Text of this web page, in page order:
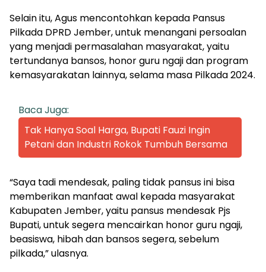
Selain itu, Agus mencontohkan kepada Pansus
Pilkada DPRD Jember, untuk menangani persoalan
yang menjadi permasalahan masyarakat, yaitu
tertundanya bansos, honor guru ngaji dan program
kemasyarakatan lainnya, selama masa Pilkada 2024.
Baca Juga:
Tak Hanya Soal Harga, Bupati Fauzi Ingin
Petani dan Industri Rokok Tumbuh Bersama
“Saya tadi mendesak, paling tidak pansus ini bisa
memberikan manfaat awal kepada masyarakat
Kabupaten Jember, yaitu pansus mendesak Pjs
Bupati, untuk segera mencairkan honor guru ngaji,
beasiswa, hibah dan bansos segera, sebelum
pilkada,” ulasnya.